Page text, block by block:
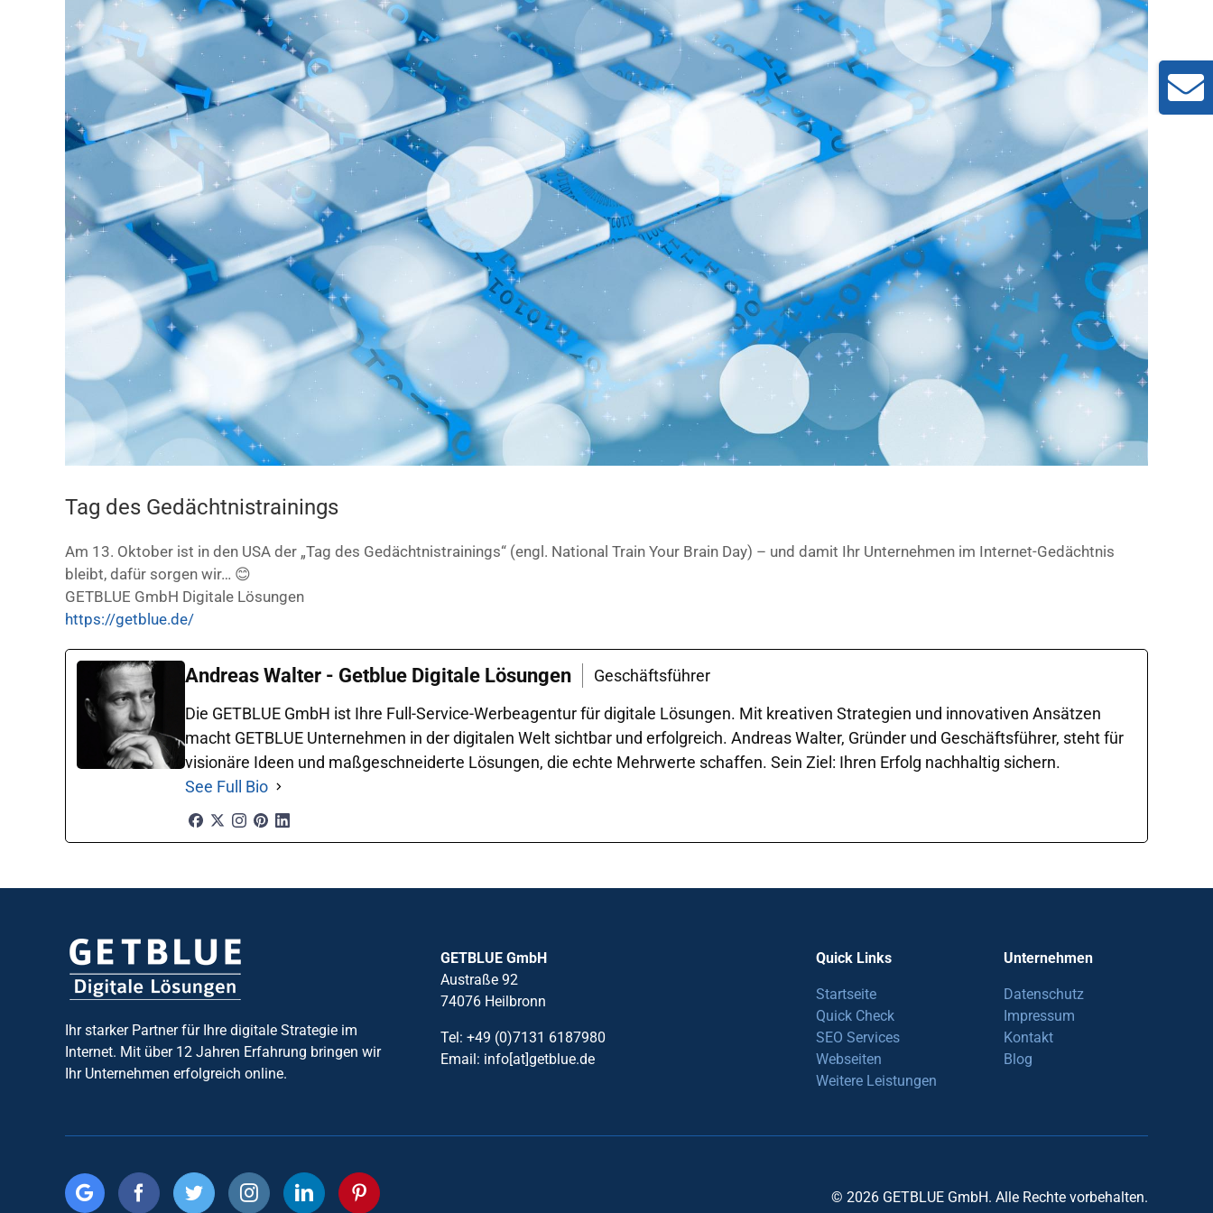
Tag des Gedächtnistrainings
Am 13. Oktober ist in den USA der „Tag des Gedächtnistrainings“ (engl. National Train Your Brain Day) – und damit Ihr Unternehmen im Internet-Gedächtnis
bleibt, dafür sorgen wir… 😊
GETBLUE GmbH Digitale Lösungen
https://getblue.de/
Andreas Walter - Getblue Digitale Lösungen
Geschäftsführer
Die GETBLUE GmbH ist Ihre Full-Service-Werbeagentur für digitale Lösungen. Mit kreativen Strategien und innovativen Ansätzen
macht GETBLUE Unternehmen in der digitalen Welt sichtbar und erfolgreich. Andreas Walter, Gründer und Geschäftsführer, steht für
visionäre Ideen und maßgeschneiderte Lösungen, die echte Mehrwerte schaffen. Sein Ziel: Ihren Erfolg nachhaltig sichern.
See Full Bio
Ihr starker Partner für Ihre digitale Strategie im
Internet. Mit über 12 Jahren Erfahrung bringen wir
Ihr Unternehmen erfolgreich online.
GETBLUE GmbH
Austraße 92
74076 Heilbronn
Tel: +49 (0)7131 6187980
Email: info[at]getblue.de
Quick Links
Startseite
Quick Check
SEO Services
Webseiten
Weitere Leistungen
Unternehmen
Datenschutz
Impressum
Kontakt
Blog
© 2026 GETBLUE GmbH. Alle Rechte vorbehalten.
Toggle
Sliding
Bar